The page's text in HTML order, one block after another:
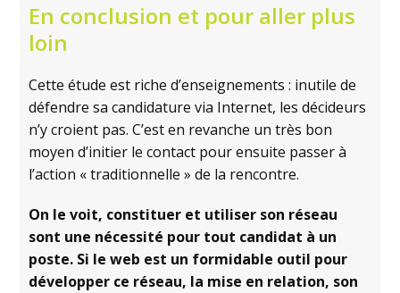
En conclusion et pour aller plus
loin
Cette étude est riche d’enseignements : inutile de
défendre sa candidature via Internet, les décideurs
n’y croient pas. C’est en revanche un très bon
moyen d’initier le contact pour ensuite passer à
l’action « traditionnelle » de la rencontre.
On le voit, constituer et utiliser son réseau
sont une nécessité pour tout candidat à un
poste. Si le web est un formidable outil pour
développer ce réseau, la mise en relation, son